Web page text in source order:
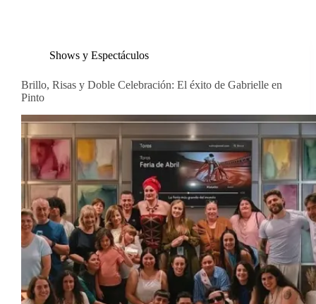
Shows y Espectáculos
Brillo, Risas y Doble Celebración: El éxito de Gabrielle en
Pinto